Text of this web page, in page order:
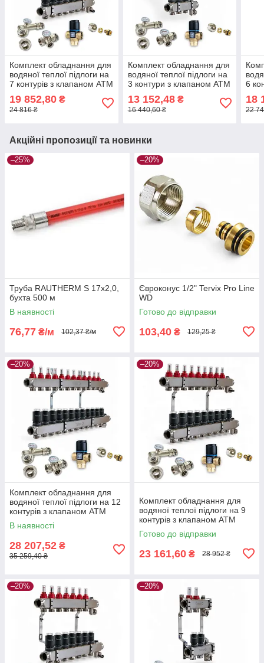
Комплект обладнання для
водяної теплої підлоги на
7 контурів з клапаном ATM
19 852,80 ₴
24 816 ₴
Комплект обладнання для
водяної теплої підлоги на
3 контури з клапаном ATM
13 152,48₴
16 440,60 ₴
6
18
22
Акційні пропозиції та новинки
–25%
Труба RAUTHERM S 17х2,0,
бухта 500 м
В наявності
76,77 ₴/м 102,37 ₴/м
–20%
Євроконус 1/2" Tervix Pro Line
WD
Готово до відправки
103,40 ₴ 129,25 ₴
–20%
Комплект обладнання для
водяної теплої підлоги на 12
контурів з клапаном ATM
В наявності
28 207,52 ₴
35 259,40 ₴
–20%
Комплект обладнання для
водяної теплої підлоги на 9
контурів з клапаном ATM
Готово до відправки
23 161,60 ₴ 28 952 ₴
–20% –20%